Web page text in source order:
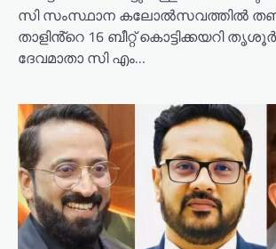
സി സംസ്ഥാന കലോൽസവത്തിൽ
താളിൻ്റെ 16 ബീറ്റ് കൊട്ടിക്കയറി
ദേവമാതാ സി എം…